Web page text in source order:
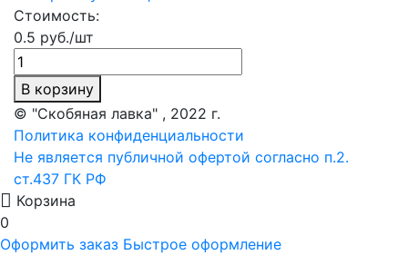
Стоимость:
0.5 руб./шт
В корзину
© "Скобяная лавка" , 2022 г.
Политика конфиденциальности
Не является публичной офертой согласно п.2.
ст.437 ГК РФ
Корзина
0
Оформить заказ Быстрое оформление